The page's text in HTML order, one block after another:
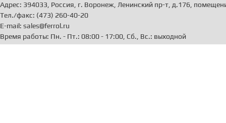
Адрес: 394033, Россия, г. Воронеж, Ленинский пр-т, д.176,
Тел./факс: (473) 260-40-20
E-mail: sales@ferrol.ru
Время работы: Пн. - Пт.: 08:00 - 17:00, Сб., Вс.: выходной